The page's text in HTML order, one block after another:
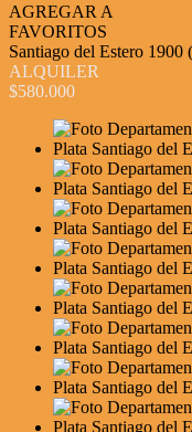
AGREGAR A
FAVORITOS
Santiago del Estero
ALQUILER
$580.000